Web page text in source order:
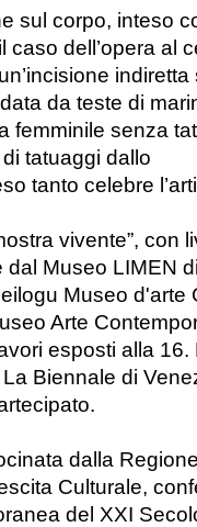
sul corpo, inteso
dell’opera al
da teste di
femminile senza
tatuaggi dallo
tanto celebre
vivente”, con
Museo LIMEN
Museo d'arte
Arte
esposti alla
Biennale di
dalla
Culturale,
del XXI